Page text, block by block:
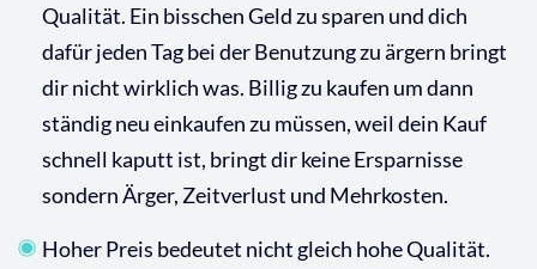
Qualität. Ein bisschen Geld zu sparen und dich
dafür jeden Tag bei der Benutzung zu ärgern bringt
dir nicht wirklich was. Billig zu kaufen um dann
ständig neu einkaufen zu müssen, weil dein Kauf
schnell kaputt ist, bringt dir keine Ersparnisse
sondern Ärger, Zeitverlust und Mehrkosten.
Hoher Preis bedeutet nicht gleich hohe Qualität.